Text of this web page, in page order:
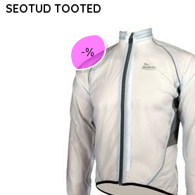
SEOTUD TOOTED
-%